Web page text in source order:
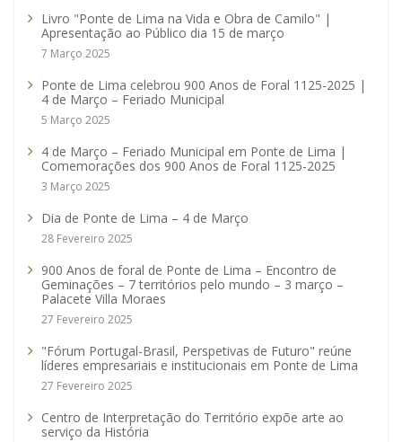
Livro "Ponte de Lima na Vida e Obra de Camilo" |
Apresentação ao Público dia 15 de março
7 Março 2025
Ponte de Lima celebrou 900 Anos de Foral 1125-2025 |
4 de Março – Feriado Municipal
5 Março 2025
4 de Março – Feriado Municipal em Ponte de Lima |
Comemorações dos 900 Anos de Foral 1125-2025
3 Março 2025
Dia de Ponte de Lima – 4 de Março
28 Fevereiro 2025
900 Anos de foral de Ponte de Lima – Encontro de
Geminações – 7 territórios pelo mundo – 3 março –
Palacete Villa Moraes
27 Fevereiro 2025
"Fórum Portugal-Brasil, Perspetivas de Futuro" reúne
líderes empresariais e institucionais em Ponte de Lima
27 Fevereiro 2025
Centro de Interpretação do Território expõe arte ao
serviço da História